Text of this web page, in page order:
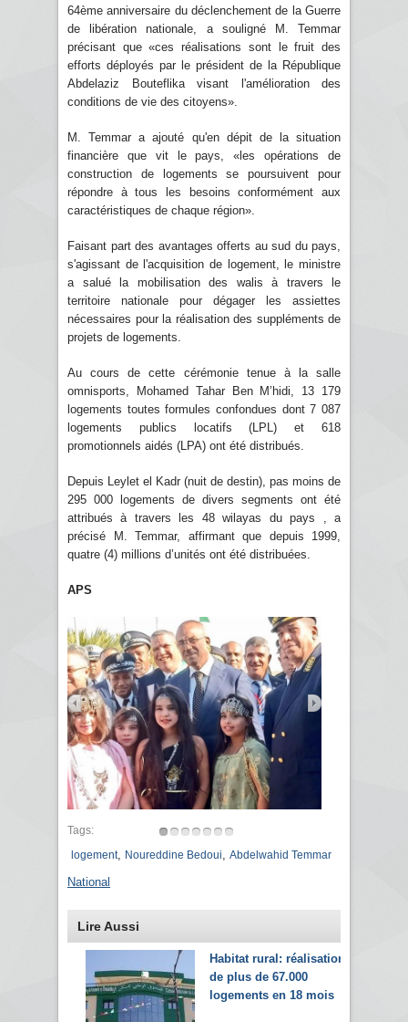
64ème anniversaire du déclenchement de la Guerre
de libération nationale, a souligné M. Temmar
précisant que «ces réalisations sont le fruit des
efforts déployés par le président de la République
Abdelaziz Bouteflika visant l'amélioration des
conditions de vie des citoyens».
M. Temmar a ajouté qu'en dépit de la situation
financière que vit le pays, «les opérations de
construction de logements se poursuivent pour
répondre à tous les besoins conformément aux
caractéristiques de chaque région».
Faisant part des avantages offerts au sud du pays,
s'agissant de l'acquisition de logement, le ministre
a salué la mobilisation des walis à travers le
territoire nationale pour dégager les assiettes
nécessaires pour la réalisation des suppléments de
projets de logements.
Au cours de cette cérémonie tenue à la salle
omnisports, Mohamed Tahar Ben M’hidi, 13 179
logements toutes formules confondues dont 7 087
logements publics locatifs (LPL) et 618
promotionnels aidés (LPA) ont été distribués.
Depuis Leylet el Kadr (nuit de destin), pas moins de
295 000 logements de divers segments ont été
attribués à travers les 48 wilayas du pays , a
précisé M. Temmar, affirmant que depuis 1999,
quatre (4) millions d’unités ont été distribuées.
APS
Tags:
logement, Noureddine Bedoui Abdelwahid Temmar
National
Lire Aussi
Habitat rural: réalisation
de plus de 67.000
logements en 18 mois